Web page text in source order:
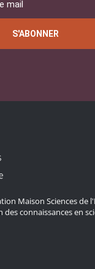
S'ABONNER
Maison Sciences
connaissances en